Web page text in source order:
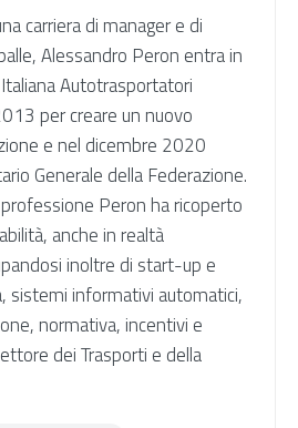
carriera di manager e di
Alessandro Peron entra in
Autotrasportatori
per creare un nuovo
e nel dicembre 2020
Generale della Federazione.
Peron ha ricoperto
anche in realtà
inoltre di start-up e
sistemi informativi automatici,
normativa, incentivi e
dei Trasporti e della